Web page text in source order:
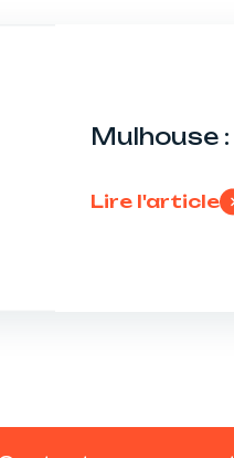
Mulhouse
Lire l'article